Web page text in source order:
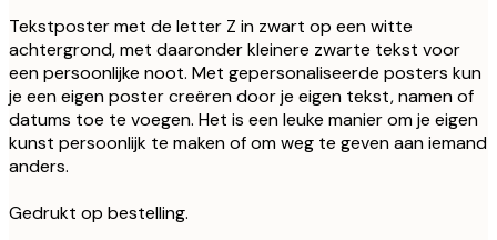
Tekstposter met de letter Z in zwart op een witte
achtergrond, met daaronder kleinere zwarte tekst voor
een persoonlijke noot. Met gepersonaliseerde posters kun
je een eigen poster creëren door je eigen tekst, namen of
datums toe te voegen. Het is een leuke manier om je eigen
kunst persoonlijk te maken of om weg te geven aan iemand
anders.
Gedrukt op bestelling.